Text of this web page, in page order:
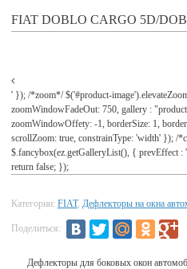
FIAT DOBLO CARGO 5D/
' }); /*zoom*/ $('#product-
zoomWindowFadeOut: 750, gallery :
zoomWindowOffety: -1, borderSize: 1,
scrollZoom: true, constrainType: 'width' }); /
$.fancybox(ez.getGalleryList(), { prevEffect
return false; });
Категории: FIAT, Дефлекторы на окна
Поделиться:
Дефлекторы для боковых окон